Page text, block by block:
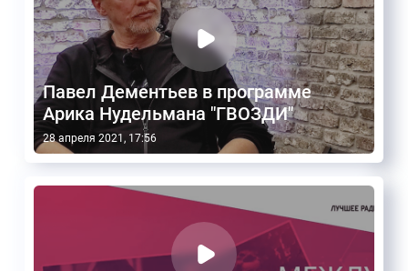
Павел Дементьев в программе
Арика Нудельмана "ГВОЗДИ"
28 апреля 2021, 17:56